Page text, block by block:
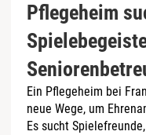
Pflegeheim
Ein Pflegeheim bei
neue Wege, um
Es sucht